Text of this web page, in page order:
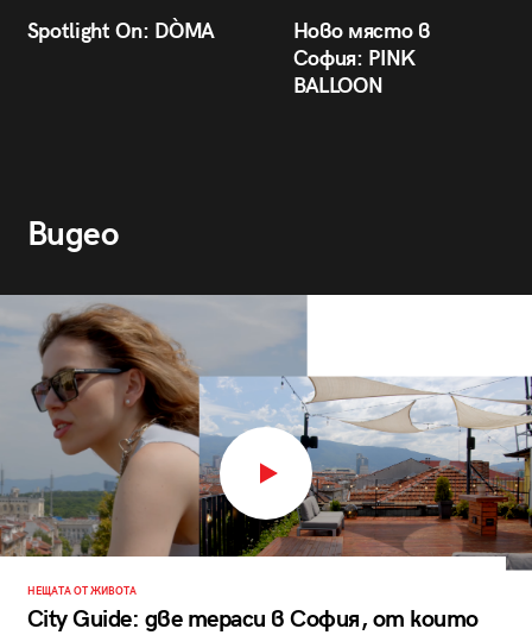
Spotlight On: DÒMA
Ново място в
София: PINK
BALLOON
Видео
НЕЩАТА ОТ ЖИВОТА
City Guide: две тераси в София, от които